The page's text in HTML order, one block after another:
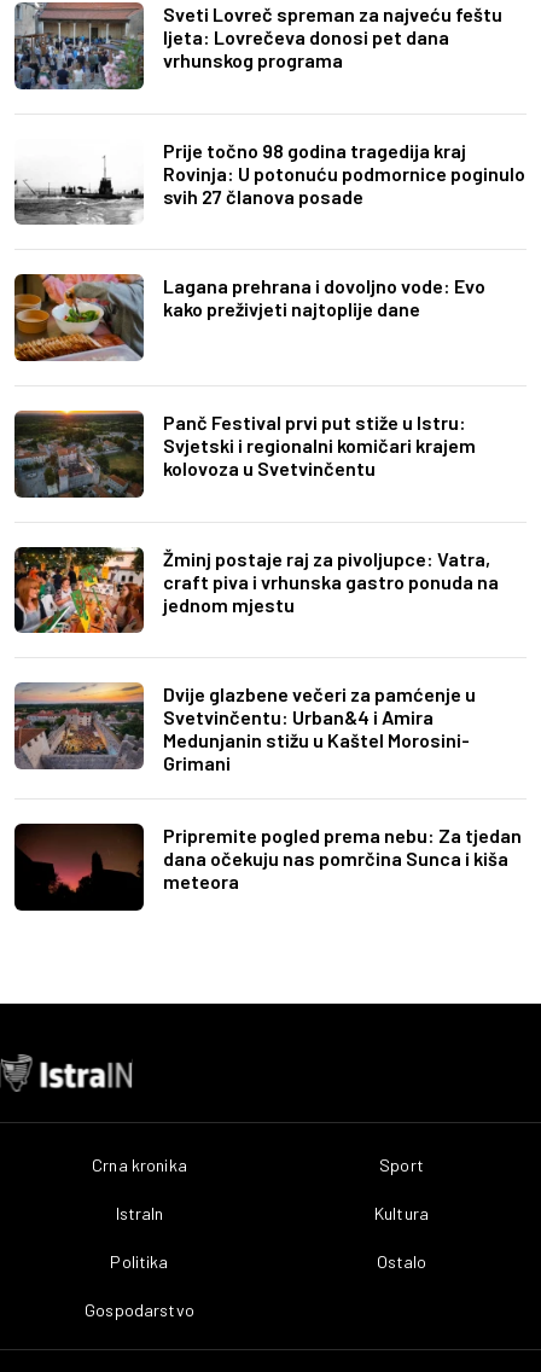
Sveti Lovreč spreman za najveću feštu
ljeta: Lovrečeva donosi pet dana
vrhunskog programa
Prije točno 98 godina tragedija kraj
Rovinja: U potonuću podmornice poginulo
svih 27 članova posade
Lagana prehrana i dovoljno vode: Evo
kako preživjeti najtoplije dane
Panč Festival prvi put stiže u Istru:
Svjetski i regionalni komičari krajem
kolovoza u Svetvinčentu
Žminj postaje raj za pivoljupce: Vatra,
craft piva i vrhunska gastro ponuda na
jednom mjestu
Dvije glazbene večeri za pamćenje u
Svetvinčentu: Urban&4 i Amira
Medunjanin stižu u Kaštel Morosini-
Grimani
Pripremite pogled prema nebu: Za tjedan
dana očekuju nas pomrčina Sunca i kiša
meteora
Crna kronika
IstraIn
Politika
Gospodarstvo
Sport
Kultura
Ostalo